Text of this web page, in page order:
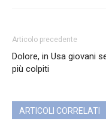
Articolo precedente
Dolore, in Usa giovani
più colpiti
ARTICOLI CORRELATI